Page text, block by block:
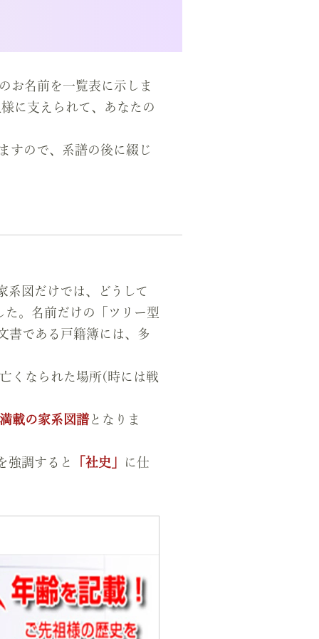
お名前を一覧表に示しま
に支えられて、あなたの
すので、系譜の後に綴じ
系図だけでは、どうして
た。名前だけの「ツリー型
書である戸籍簿には、多
くなられた場所(時には戦
載の家系図譜となりま
強調すると 「社史」
に仕